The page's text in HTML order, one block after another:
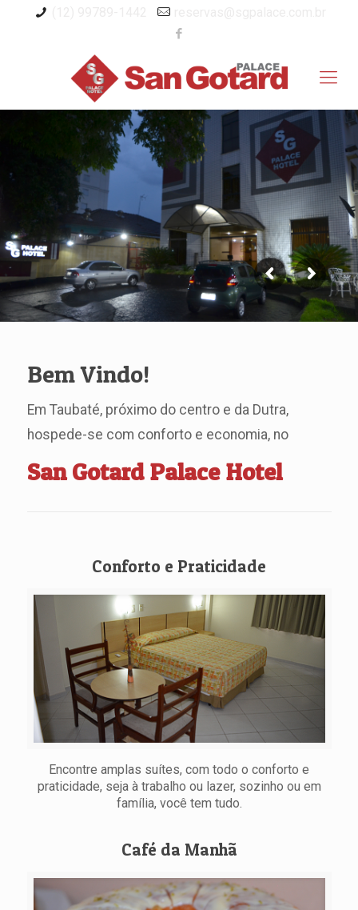
Bem Vindo!
Em Taubaté, próximo do centro e da Dutra,
hospede-se com conforto e economia, no
San Gotard Palace Hotel
Conforto e Praticidade
Encontre amplas suítes, com todo o conforto e
praticidade, seja à trabalho ou lazer, sozinho ou em
família, você tem tudo.
Café da Manhã